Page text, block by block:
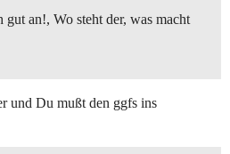
an!, Wo steht der, was macht
und Du mußt den ggfs ins